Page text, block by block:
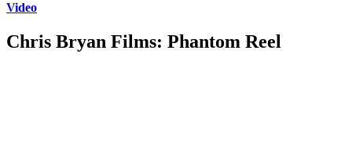
Video
Chris Bryan Films: Phantom Reel